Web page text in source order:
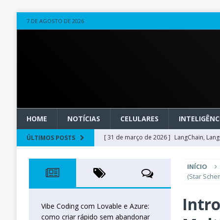
7 DE AGOSTO DE 2026
HOME NOTÍCIAS CELULARES
ÚLTIMOS POSTS [ 31 de março de 2026 ] LangChain,
[ 20 de março de 2026 ]
Microsoft
técnica
INTELIGÊNCIA ARTIFICIAL
[ 27 de fevereiro de 2026 ]
Voice
INÍCIO
(Star
Vibe Coding com Lovable e Azure:
como criar rápido sem abandonar